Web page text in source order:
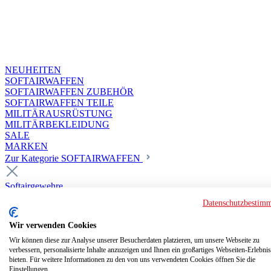
NEUHEITEN
SOFTAIRWAFFEN
SOFTAIRWAFFEN ZUBEHÖR
SOFTAIRWAFFEN TEILE
MILITÄRAUSRÜSTUNG
MILITÄRBEKLEIDUNG
SALE
MARKEN
Zur Kategorie SOFTAIRWAFFEN
Softairgewehre
Deluxe Custom Guns ab 18
Softair elektrisch ab 18
Softair elektrisch ab 14
Softair gasbetrieben ab 18
Softair HPA Luftdruck ab 18
Historische Softairwaffen
Wir verwenden Cookies
Wir können diese zur Analyse unserer Besucherdaten platzieren, um unsere Webseite zu
verbessern, personalisierte Inhalte anzuzeigen und Ihnen ein großartiges Webseiten-
bieten. Für weitere Informationen zu den von uns verwendeten Cookies öffnen Sie die
Einstellungen.